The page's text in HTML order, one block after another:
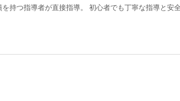
持つ指導者が直接指導。 初心者でも丁寧な指導と安